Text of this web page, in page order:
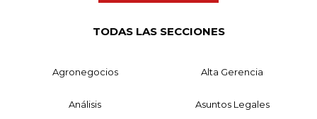
TODAS LAS SECCIONES
Agronegocios Alta Gerencia
Análisis Asuntos Legales